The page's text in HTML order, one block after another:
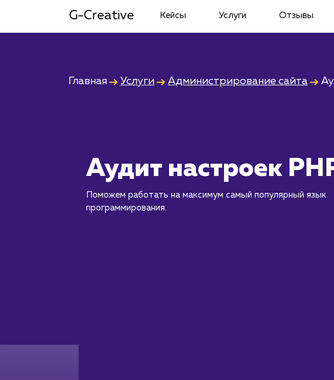
G-Creative Кейсы Услуги Отзывы
Главная Услуги Администрирование сайта
Аудит настроек
Поможем работать на максимум самый популярный язык
программирования.